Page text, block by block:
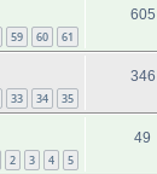
59 60 61
605
33 34 35
346
2 3 4 5
49